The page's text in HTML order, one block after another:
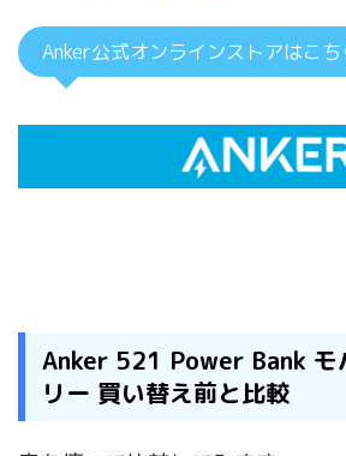
Anker公式オンラインストアはこち
Anker 521 Power Bank モ
リー 買い替え前と比較